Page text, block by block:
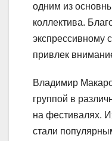
одним из
коллектива.
экспрессивному
привлек
Владимир
группой в
на фестивалях.
стали